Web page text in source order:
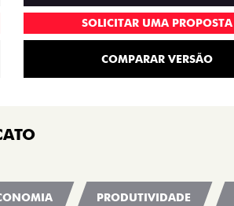
SOLICITAR UMA PROPOSTA
COMPARAR VERSÃO
PRODUTIVIDADE